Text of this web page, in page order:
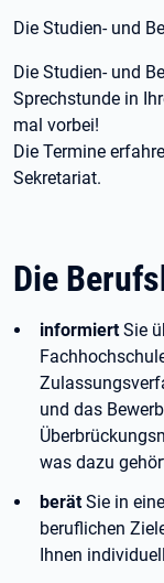
Die Studien- und
Die Studien- und
Sprechstunde in
mal vorbei!
Die Termine
Sekretariat.
Die
informiertSie
und das
was dazu
berätSie in
beruflichen
Ihnen